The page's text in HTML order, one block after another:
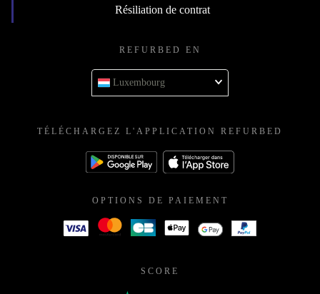
Résiliation de contrat
REFURBED EN
Luxembourg
TÉLÉCHARGEZ L'APPLICATION REFURBED
OPTIONS DE PAIEMENT
SCORE